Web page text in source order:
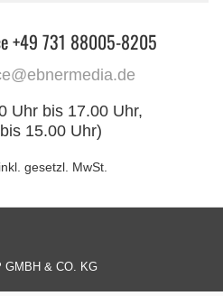
+49 731 88005-8205
Uhr bis 17.00 Uhr,
15.00 Uhr)
gesetzl. MwSt.
GMBH & CO. KG